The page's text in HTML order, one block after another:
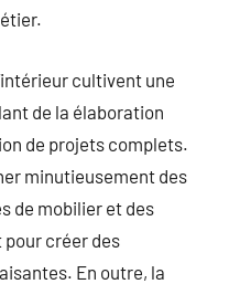
cultivent une
de la élaboration
de projets complets.
minutieusement des
de mobilier et des
pour créer des
En outre, la